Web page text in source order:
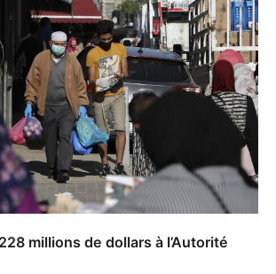
millions de dollars à l’Autorité